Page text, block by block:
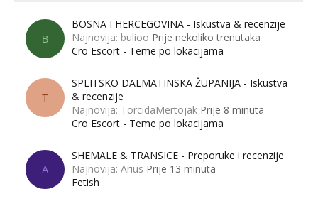
B
BOSNA I HERCEGOVINA - Iskustva & recenzije
Najnovija: bulioo Prije nekoliko trenutaka
Cro Escort - Teme po lokacijama
T
SPLITSKO DALMATINSKA ŽUPANIJA - Iskustva
& recenzije
Najnovija: TorcidaMertojak Prije 8 minuta
Cro Escort - Teme po lokacijama
A
SHEMALE & TRANSICE - Preporuke i recenzije
Najnovija: Arius Prije 13 minuta
Fetish